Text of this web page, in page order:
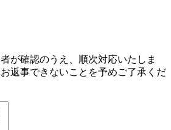
が確認のうえ、順次対応いたしま
返事できないことを予めご了承くだ